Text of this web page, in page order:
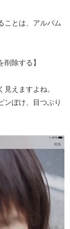
ことは、アルバム
除する】
えますよね。
ンぼけ、目つぶり